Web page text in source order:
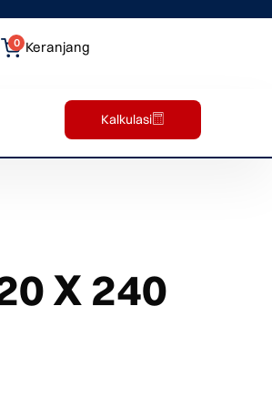
0 Keranjang
Kalkulasi
X 240